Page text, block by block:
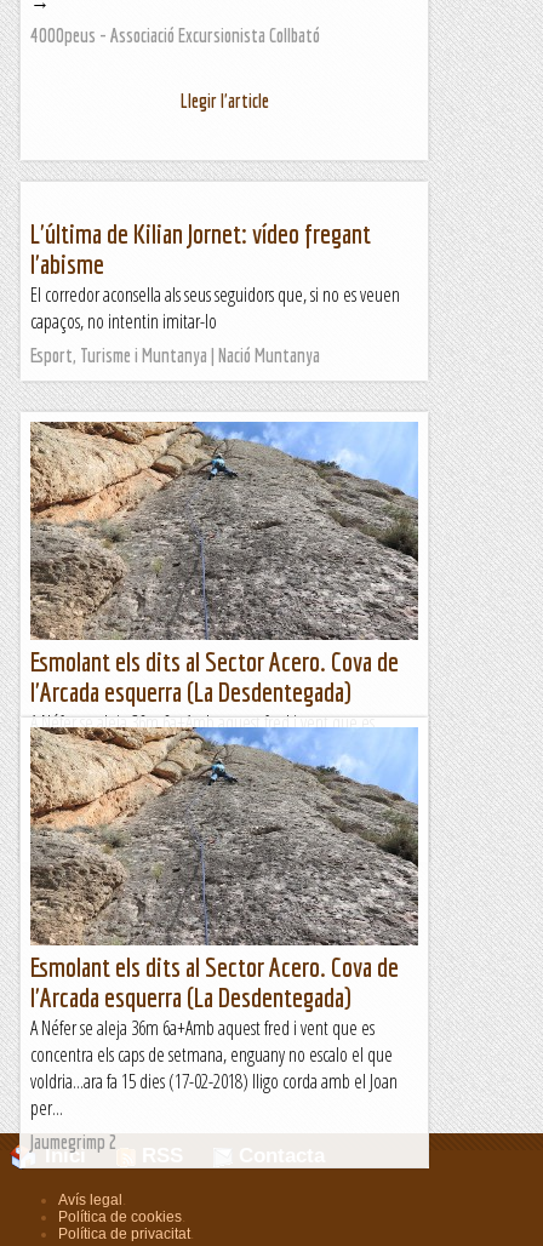
4000peus - Associació Excursionista Collbató
Llegir l'article
L'última de Kilian Jornet: vídeo fregant
l'abisme
El corredor aconsella als seus seguidors que, si no es veuen
capaços, no intentin imitar-lo
Esport, Turisme i Muntanya | Nació Muntanya
Esmolant els dits al Sector Acero. Cova de
l'Arcada esquerra (La Desdentegada)
A Néfer se aleja 36m 6a+Amb aquest fred i vent que es
concentra els caps de setmana, enguany no escalo el que
voldria...ara fa 15 dies (17-02-2018) lligo corda amb el Joan
per...
Jaumegrimp 2
Esmolant els dits al Sector Acero. Cova de
l'Arcada esquerra (La Desdentegada)
A Néfer se aleja 36m 6a+Amb aquest fred i vent que es
concentra els caps de setmana, enguany no escalo el que
voldria...ara fa 15 dies (17-02-2018) lligo corda amb el Joan
per...
Jaumegrimp 2
Inici
Avís legal .
Política de cookies.
Política de privacitat.